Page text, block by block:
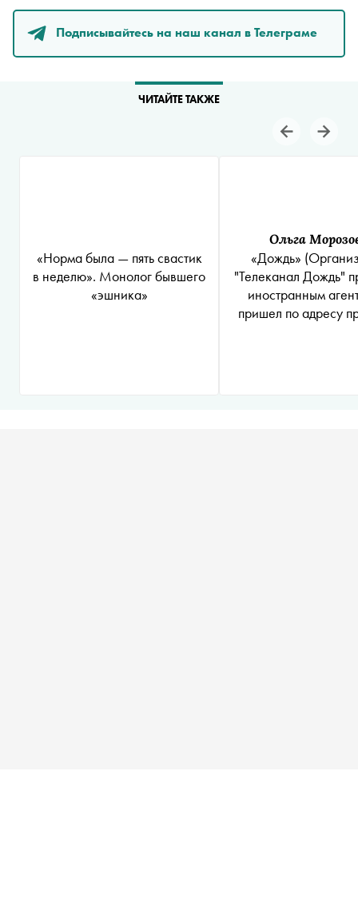
Подписывайтесь на наш канал в Телеграме
ЧИТАЙТЕ ТАКЖЕ
«Норма была — пять свастик
в неделю». Монолог бывшего
«эшника»
Ольга
«Дождь»
"Телеканал Дождь"
иностранным
пришел по адресу